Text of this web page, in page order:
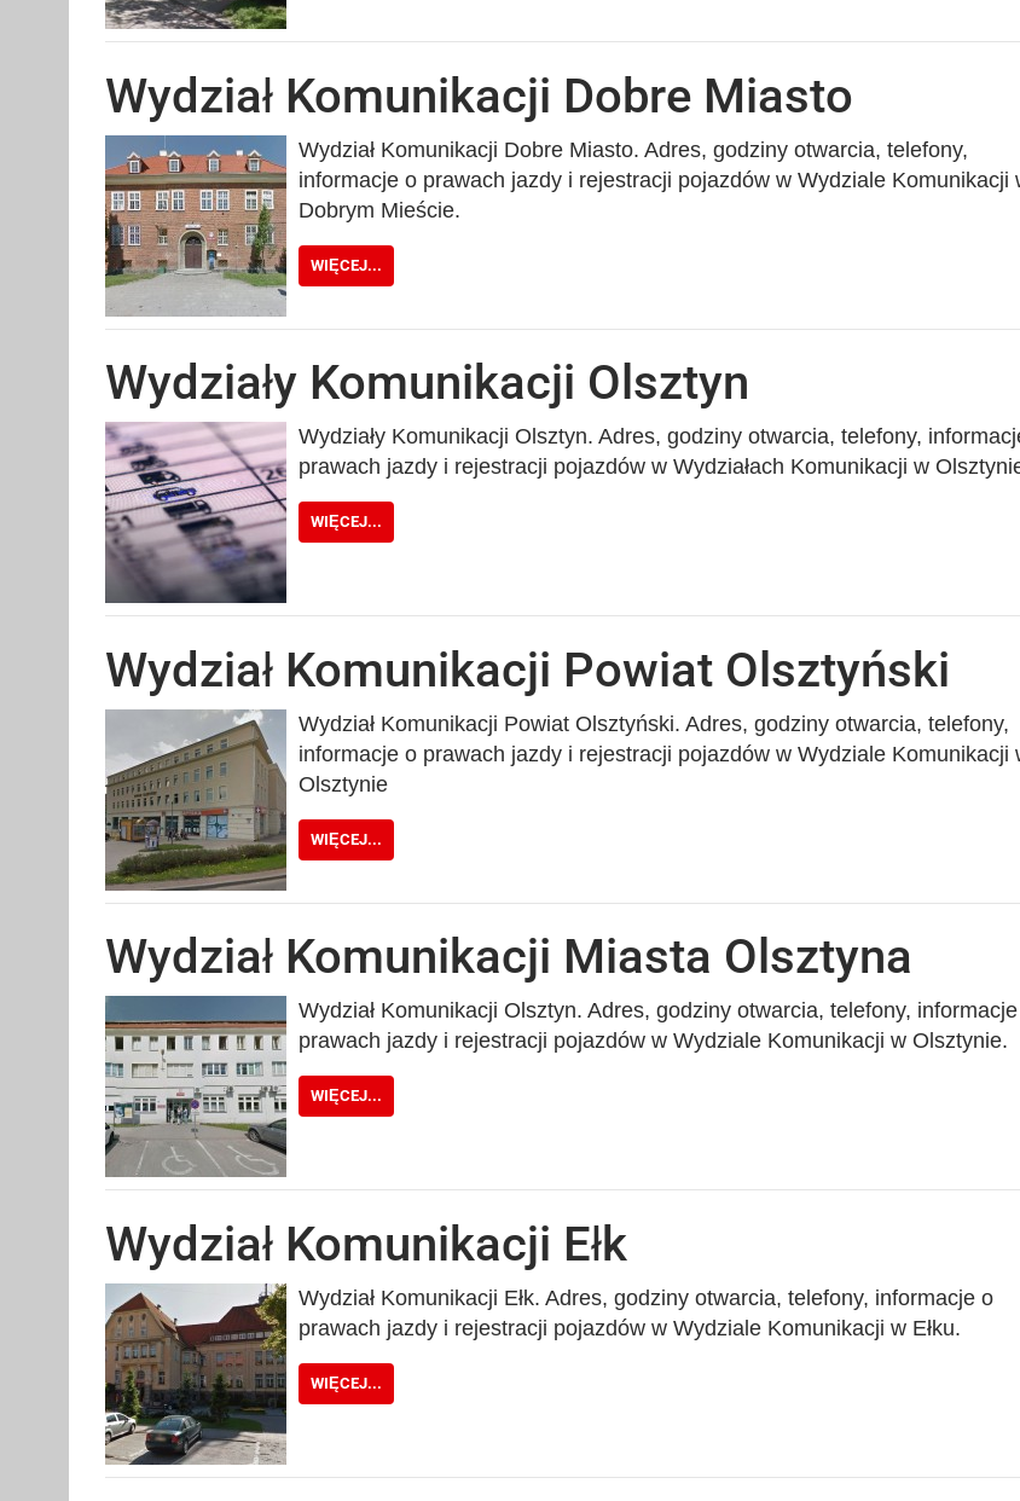
Wydział Komunikacji Dobre Miasto
Wydział Komunikacji Dobre Miasto. Adres, godziny otwarcia, telefony,
informacje o prawach jazdy i rejestracji pojazdów w Wydziale Komunikacji
Dobrym Mieście.
WIĘCEJ...
Wydziały Komunikacji Olsztyn
Wydziały Komunikacji Olsztyn. Adres, godziny otwarcia, telefony,
prawach jazdy i rejestracji pojazdów w Wydziałach Komunikacji w
WIĘCEJ...
Wydział Komunikacji Powiat Olsztyński
Wydział Komunikacji Powiat Olsztyński. Adres, godziny otwarcia, telefony,
informacje o prawach jazdy i rejestracji pojazdów w Wydziale Komunikacji
Olsztynie
WIĘCEJ...
Wydział Komunikacji Miasta Olsztyna
Wydział Komunikacji Olsztyn. Adres, godziny otwarcia, telefony,
prawach jazdy i rejestracji pojazdów w Wydziale Komunikacji w Olsztynie.
WIĘCEJ...
Wydział Komunikacji Ełk
Wydział Komunikacji Ełk. Adres, godziny otwarcia, telefony, informacje o
prawach jazdy i rejestracji pojazdów w Wydziale Komunikacji w Ełku.
WIĘCEJ...